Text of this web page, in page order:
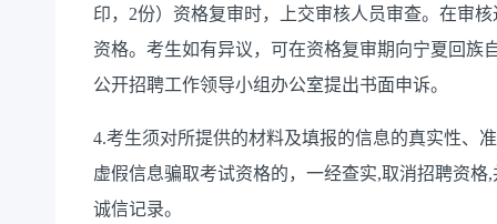
印，2份）资格复审时，上交审核人员审查。在审
资格。考生如有异议，可在资格复审期向宁夏回族
公开招聘工作领导小组办公室提出书面申诉。
4.考生须对所提供的材料及填报的信息的真实性、
虚假信息骗取考试资格的，一经查实,取消招聘资
诚信记录。